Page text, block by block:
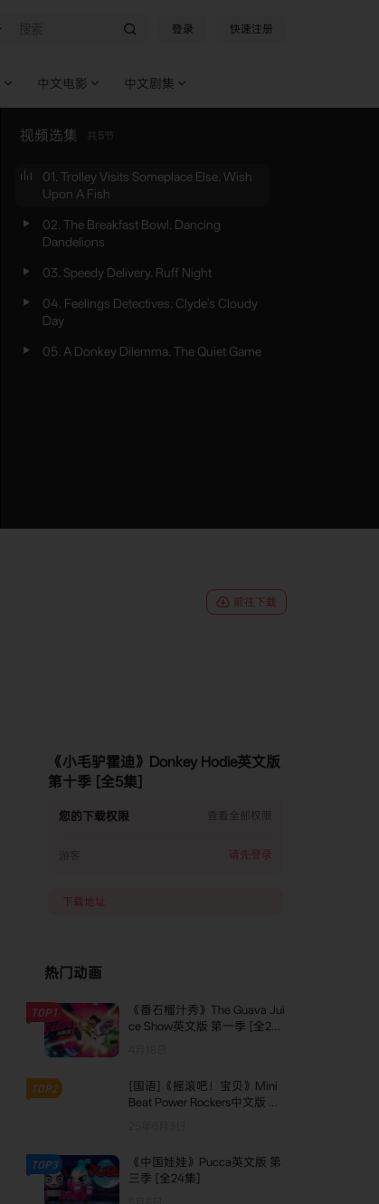
登录 快速注册
中文电影 中文剧集
视频选集 共 5 节
01. Trolley Visits Someplace Else. Wish
Upon A Fish
02. The Breakfast Bowl. Dancing
Dandelions
03. Speedy Delivery. Ruff Night
04. Feelings Detectives. Clyde's Cloudy
Day
05. A Donkey Dilemma. The Quiet Game
前往下载
《小毛驴霍迪》Donkey Hodie英文版
第十季 [全5集]
您的下载权限 查看全部权限
游客 请先登录
下载地址
热门动画
TOP1
《番石榴汁秀》The Guava Jui
ce Show英文版 第一季 [全26
TOP2
[国语]《摇滚吧！宝贝》Mini
Beat Power Rockers中文版 第
TOP3
《中国娃娃》Pucca英文版 第
三季 [全24集]